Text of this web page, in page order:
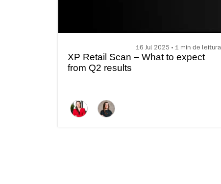
16 Jul 2025 • 1 min de leitura
XP Retail Scan – What to expect
from Q2 results